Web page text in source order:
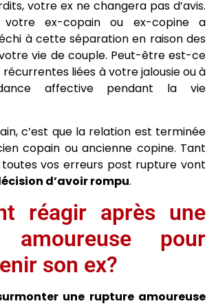
votre ex ne changera pas d’avis.
votre ex-copain ou ex-copine a
à cette séparation en raison des
vie de couple. Peut-être est-ce
récurrentes liées à votre jalousie ou à
affective pendant la vie
c’est que la relation est terminée
copain ou ancienne copine. Tant
vos erreurs post rupture vont
d’avoir rompu.
réagir après une
amoureuse pour
son ex?
une rupture amoureuse